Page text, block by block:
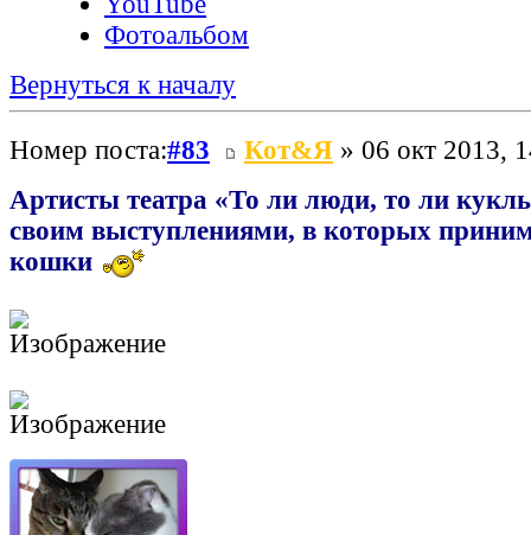
Фотоальбом
Вернуться к началу
Номер поста:#83 Кот&Я » 06 окт 2013,
Артисты театра «То ли люди, то ли
своим выступлениями, в которых
кошки